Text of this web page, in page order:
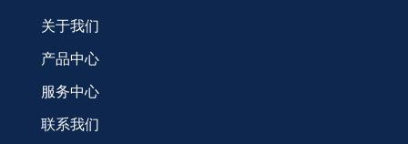
关于我们
产品中心
服务中心
联系我们